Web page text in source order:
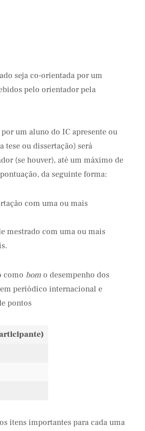
seja co-orientada por um
pelo orientador pela
um aluno do IC apresente ou
tese ou dissertação) será
(se houver), até um máximo de
da seguinte forma:
com uma ou mais
mestrado com uma ou mais
como bom o desempenho dos
periódico internacional e
pontos
itens importantes para cada uma